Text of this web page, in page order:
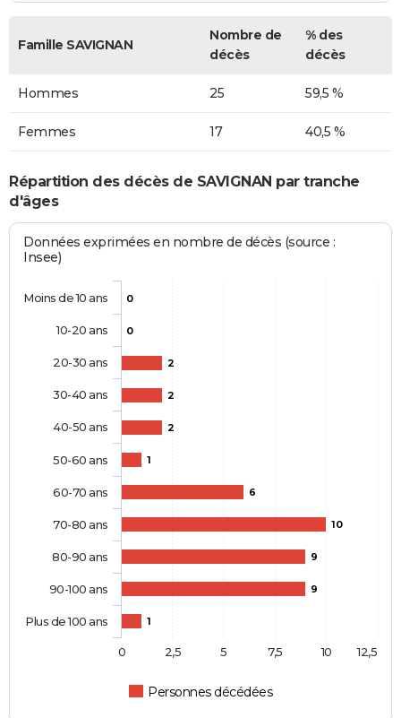
Famille SAVIGNAN
Nombre de
décès
% des
décès
Hommes 25 59,5 %
Femmes 17 40,5 %
Répartition des décès de SAVIGNAN par tranche
d'âges
Données exprimées en nombre de décès (source :
Insee)
0
0
2
2
2
1
6
10
9
9
1
Personnes décédées
Moins de 10 ans
10-20 ans
20-30 ans
30-40 ans
40-50 ans
50-60 ans
60-70 ans
70-80 ans
80-90 ans
90-100 ans
Plus de 100 ans
0 10
2,5 5 7,5 12,5